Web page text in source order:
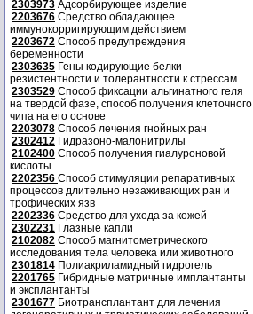
2303973 Адсорбирующее изделие
2203676 Средство обладающее
иммунокорригирующим действием
2203672 Способ предупреждения
беременности
2303635 Гены кодирующие белки
резистентности и толерантности к стрессам
2303529 Способ фиксации альгинатного геля
на твердой фазе, способ получения клеточного
чипа на его основе
2203078 Способ лечения гнойных ран
2302412 Гидразоно-малонитрилы
2102400 Способ получения гиалуроновой
кислоты
2202356 Способ стимуляции репаративных
процессов длительно незаживающих ран и
трофических язв
2202336 Средство для ухода за кожей
2302231 Глазные капли
2102082 Способ магнитометрического
исследования тела человека или животного
2301814 Полиакриламидный гидрогель
2201765 Гибридные матричные имплантанты
и эксплантанты
2301677 Биотрансплантант для лечения